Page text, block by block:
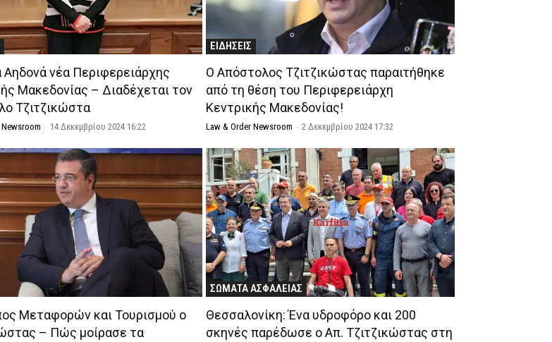
νέα Περιφερειάρχης
Μακεδονίας – Διαδέχεται τον
Τζιτζικώστα
- 14 Δεκεμβρίου 2024 16:22
ΕΙΔΗΣΕΙΣ
Ο Απόστολος Τζιτζικώστας παραιτήθηκε
από τη θέση του Περιφερειάρχη
Κεντρικής Μακεδονίας!
Law & Order Newsroom - 2 Δεκεμβρίου 2024 17:32
Μεταφορών και Τουρισμού ο
– Πώς μοίρασε τα
ΣΩΜΑΤΑ ΑΣΦΑΛΕΙΑΣ
Θεσσαλονίκη: Ένα υδροφόρο και 200
σκηνές παρέδωσε ο Απ. Τζιτζικώστας στη